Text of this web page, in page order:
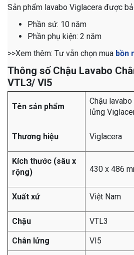
Sản phẩm lavabo Viglacera được
Phần sứ: 10 năm
Phần phụ kiện: 2 năm
​​​​​​​​​​​​​​​​​​​​​​​​​​​​​​​​​​​​​​​​​​​​​​​​​​​​​​​​​​​​​​​​​​​​​​​​​​​​​​​​​​​​​​​​​​​​​​​​​​​​​​​​​​​​​​​​​​​​​​>>Xem thêm: Tư vẫn chọn mua bồn
Thông số Chậu Lavabo
VTL3/ VI5
Tên sản phẩm
Chậu lavabo
lửng
Thương hiệu Viglacera
Kích thước (sâu x
rộng)
430 x 486
Xuất xứ Việt Nam
Chậu VTL3
Chân lửng VI5